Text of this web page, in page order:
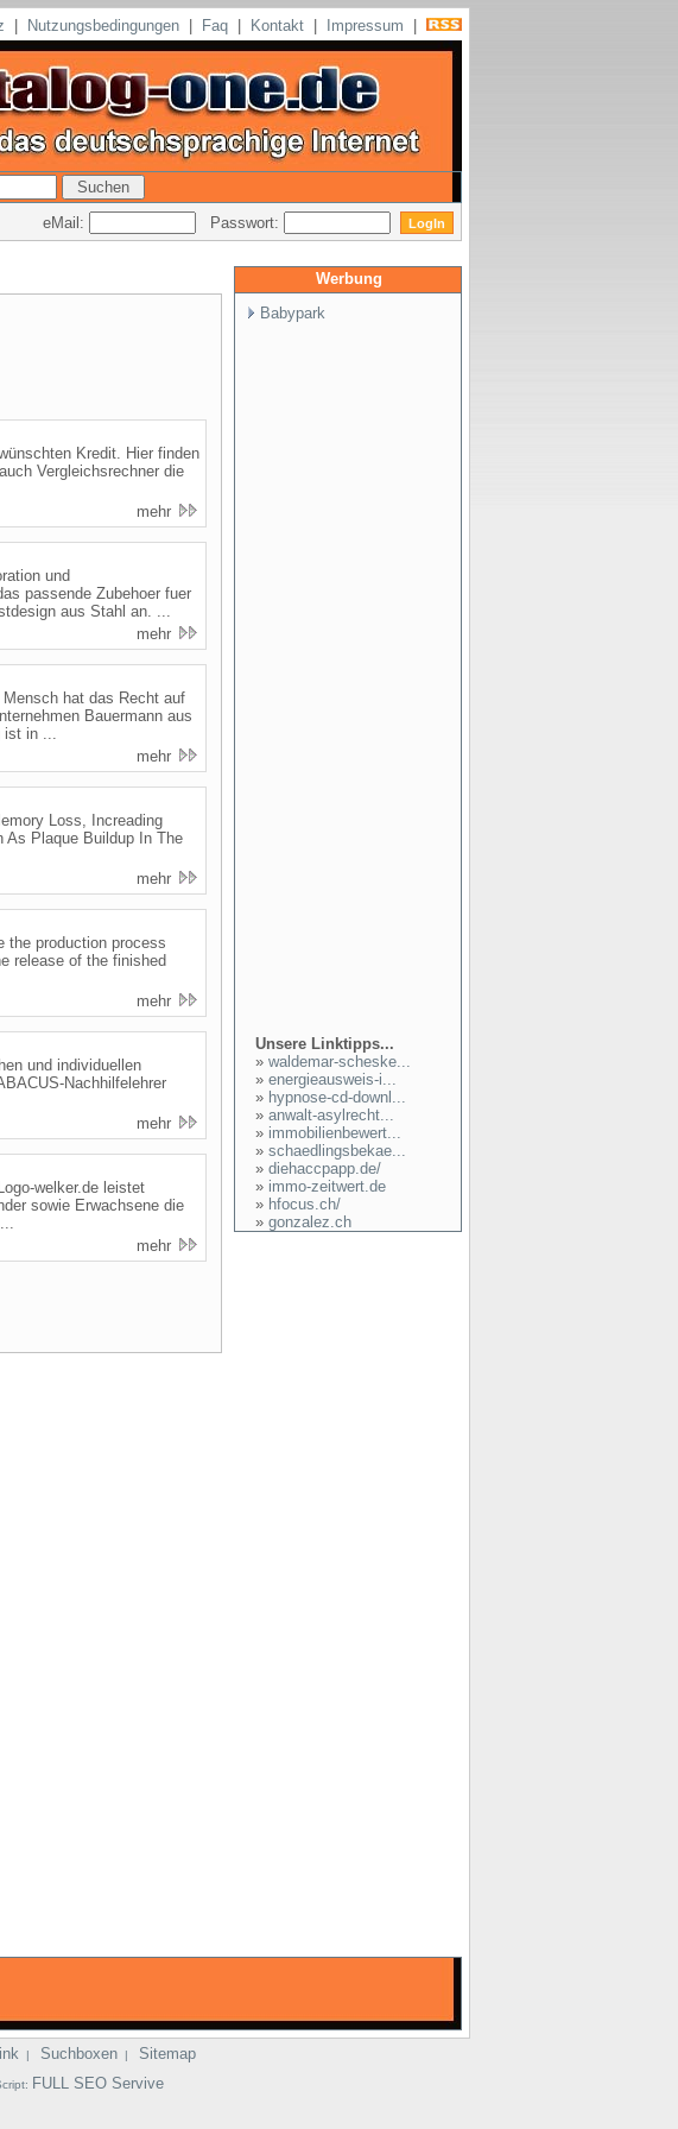
Nutzungsbedingungen Faq Kontakt Impressum
eMail: Passwort:
Kredit. Hier finden
Vergleichsrechner die
mehr
und
passende Zubehoer fuer
aus Stahl an. ...
mehr
hat das Recht auf
Bauermann aus
ist in ...
mehr
Loss, Increading
As Plaque Buildup In The
mehr
the production process
release of the finished
mehr
und individuellen
Nachhilfelehrer
mehr
welker.de leistet
sowie Erwachsene die
mehr
Werbung
Babypark
Unsere Linktipps...
» waldemar-scheske...
» energieausweis-i...
» hypnose-cd-downl...
» anwalt-asylrecht...
» immobilienbewert...
» schaedlingsbekae...
» diehaccpapp.de/
» immo-zeitwert.de
» hfocus.ch/
» gonzalez.ch
| Suchboxen | Sitemap
FULL SEO Servive